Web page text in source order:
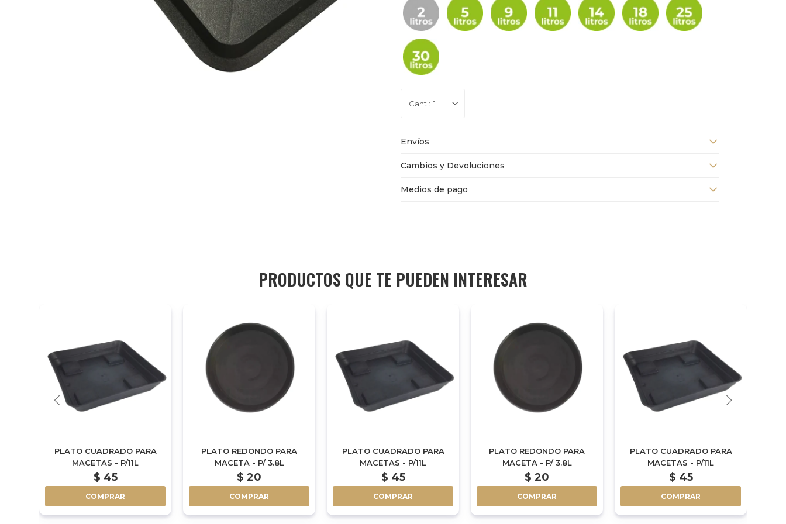
1
Envíos
Cambios y Devoluciones
Medios de pago
PRODUCTOS QUE TE PUEDEN INTERESAR
PLATO CUADRADO PARA
MACETAS - P/11L
$ 45
COMPRAR
PLATO REDONDO PARA
MACETA - P/ 3.8L
$ 20
COMPRAR
PLATO CUADRADO PARA
MACETAS - P/11L
$ 45
COMPRAR
PLATO REDONDO PARA
MACETA - P/ 3.8L
$ 20
COMPRAR
PLATO CUADRADO PARA
MACETAS - P/11L
$ 45
COMPRAR